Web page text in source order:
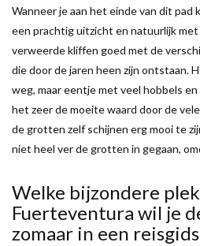
Wanneer je aan het einde van dit pad
een prachtig uitzicht en natuurlijk
verweerde kliffen goed met de
die door de jaren heen zijn ontstaan.
weg, maar eentje met veel hobbels
het zeer de moeite waard door de
de grotten zelf schijnen erg mooi te
niet heel ver de grotten in gegaan,
Welke bijzondere
Fuerteventura wil je
zomaar in een